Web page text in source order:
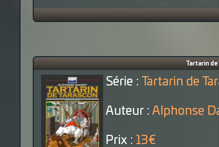
Tartarin
Série : Tartarin de
Auteur : Alphonse
Prix : 13€